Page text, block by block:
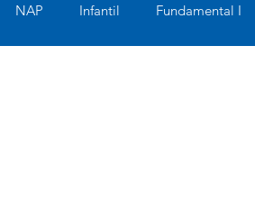
NAP Infantil Fundamental I